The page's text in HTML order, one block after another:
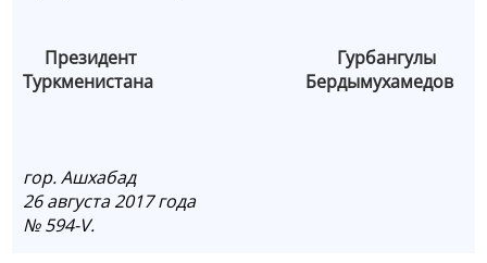
Президент Гурбангулы
Туркменистана Бердымухамедов
гор. Ашхабад
26 августа 2017 года
№ 594-V.